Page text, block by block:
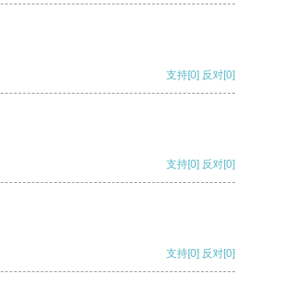
支持[0] 反对[0]
支持[0] 反对[0]
支持[0] 反对[0]